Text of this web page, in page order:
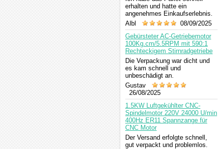
erhalten und hatte ein
angenehmes Einkaufserlebnis.
Albl
08/09/2025
Gebürsteter AC-Getriebemotor
100Kg.cm/5.5RPM mit 590:1
Rechteckigem Stirnradgetriebe
Die Verpackung war dicht und
es kam schnell und
unbeschädigt an.
Gustav
26/08/2025
1.5KW Luftgekühlter CNC-
Spindelmotor 220V 24000 U/min
400Hz ER11 Spannzange für
CNC Motor
Der Versand erfolgte schnell,
gut verpackt und problemlos.